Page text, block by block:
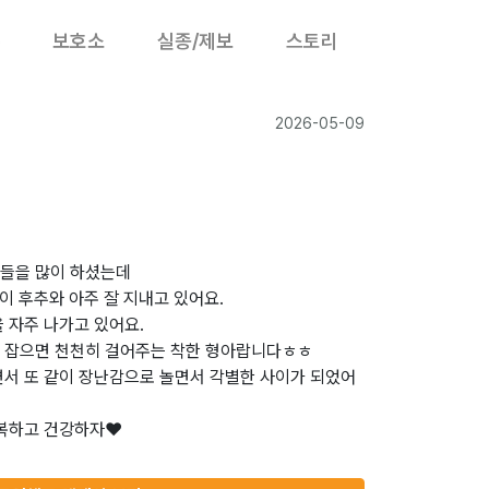
보호소 실종/제보 스토리
2026-05-09
을 많이 하셨는데
후추와 아주 잘 지내고 있어요.
자주 나가고 있어요.
으면 천천히 걸어주는 착한 형아랍니다ㅎㅎ
또 같이 장난감으로 놀면서 각별한 사이가 되었어
하고 건강하자❤️